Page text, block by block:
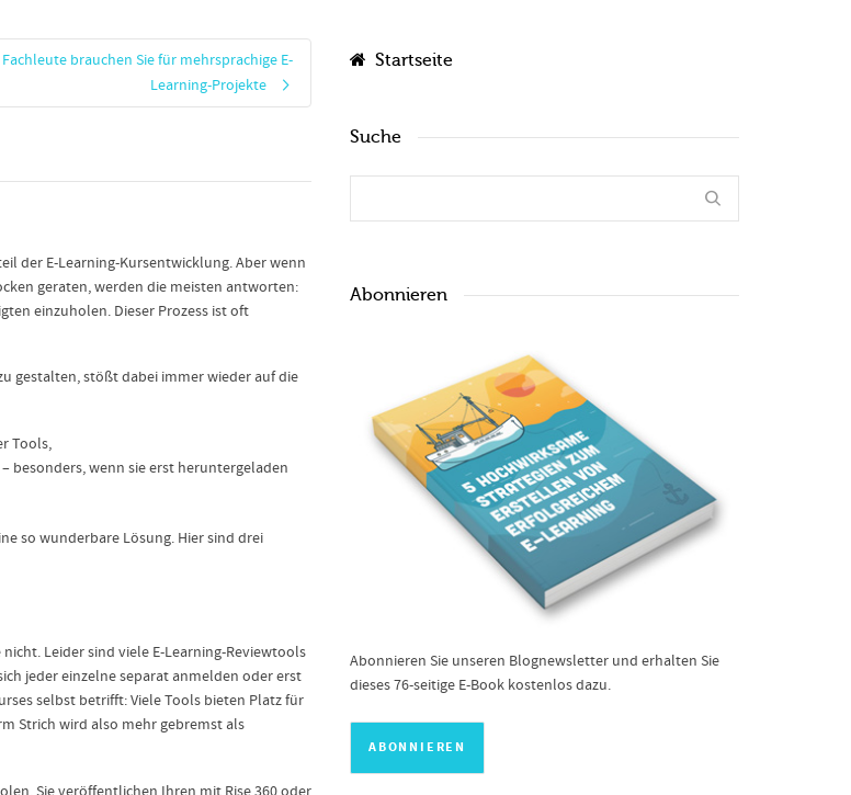
Fachleute brauchen Sie für mehrsprachige E-
Learning-Projekte
der E-Learning-Kursentwicklung. Aber wenn
geraten, werden die meisten antworten:
einzuholen. Dieser Prozess ist oft
gestalten, stößt dabei immer wieder auf die
Tools,
besonders, wenn sie erst heruntergeladen
so wunderbare Lösung. Hier sind drei
Leider sind viele E-Learning-Reviewtools
jeder einzelne separat anmelden oder erst
selbst betrifft: Viele Tools bieten Platz für
Strich wird also mehr gebremst als
Startseite
Suche
Abonnieren
Abonnieren Sie unseren Blognewsletter und erhalten Sie
dieses 76-seitige E-Book kostenlos dazu.